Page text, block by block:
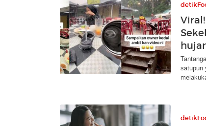
satupun